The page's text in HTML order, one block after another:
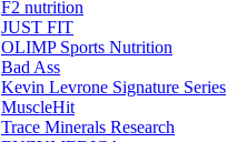
F2 nutrition
JUST FIT
OLIMP Sports Nutrition
Bad Ass
Kevin Levrone Signature Series
MuscleHit
Trace Minerals Research